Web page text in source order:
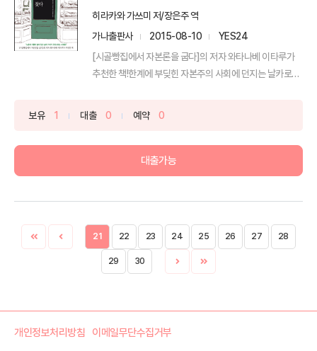
히라카와 가쓰미 저/장은주 역
가나출판사
2015-08-10
YES24
[시골빵집에서 자본론을 굽다]의 저자 와타나베 이타루가
추천한 책!한계에 부딪힌 자본주의 사회에 던지는 날카로운
보유 1 대출 0 예약 0
대출가능
21 22 23 24 25 26 27 28
29 30
개인정보처리방침 이메일무단수집거부